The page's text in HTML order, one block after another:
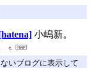
小嶋新。
いブログに表示して